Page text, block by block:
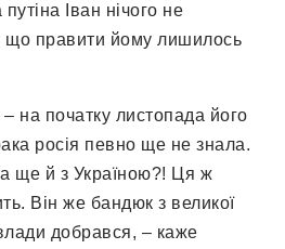
Іван нічого не
що правити йому лишилось
на початку листопада його
росія певно ще не знала.
ще й з Україною?! Ця ж
Він же бандюк з великої
добрався, – каже